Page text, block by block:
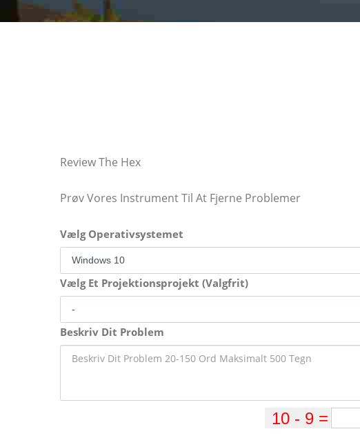
Review The Hex
Prøv Vores Instrument Til At Fjerne Problemer
Vælg Operativsystemet
Vælg Et Projektionsprojekt (Valgfrit)
Beskriv Dit Problem